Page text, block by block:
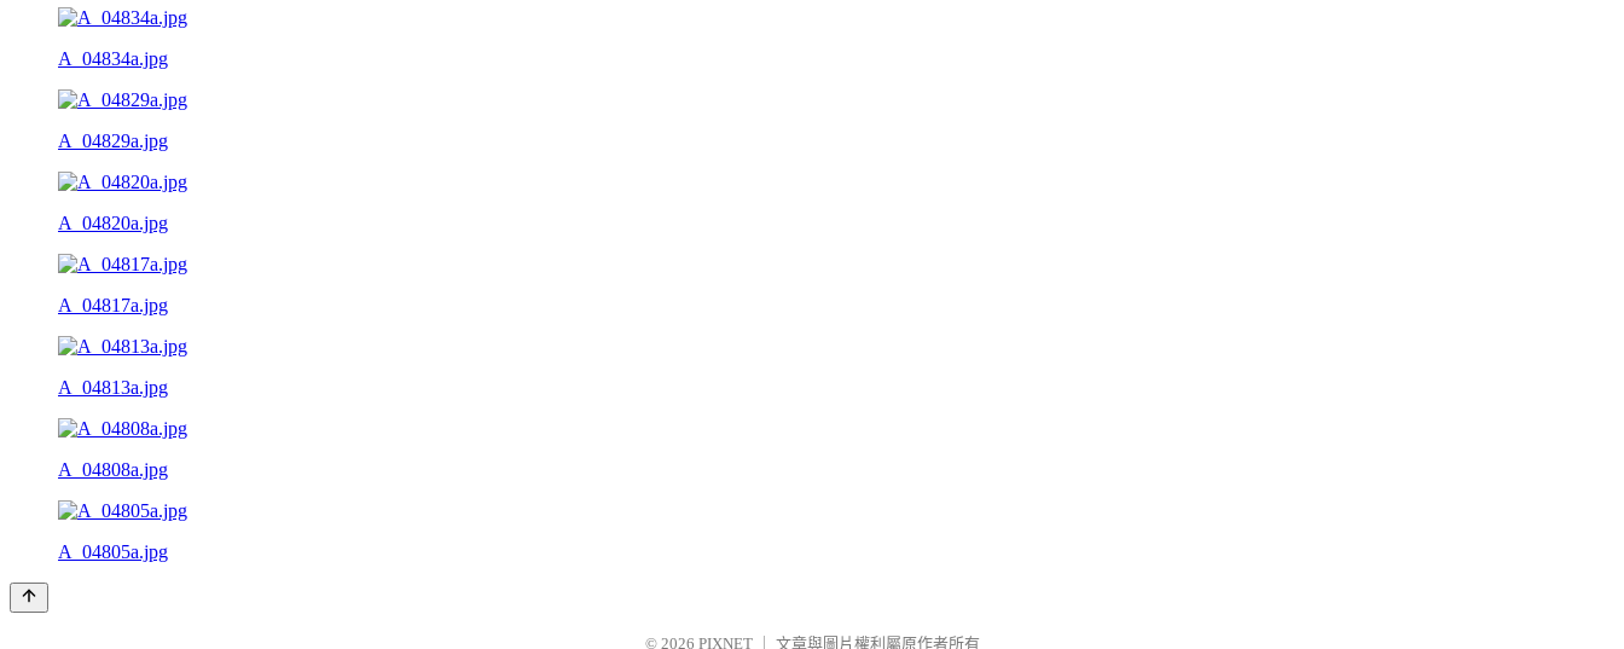
A_04834a.jpg
A_04829a.jpg
A_04820a.jpg
A_04817a.jpg
A_04813a.jpg
A_04808a.jpg
A_04805a.jpg
© 2026 PIXNET 文章與圖片權利屬原作者所有